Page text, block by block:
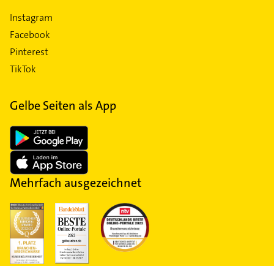
Instagram
Facebook
Pinterest
TikTok
Gelbe Seiten als App
Mehrfach ausgezeichnet